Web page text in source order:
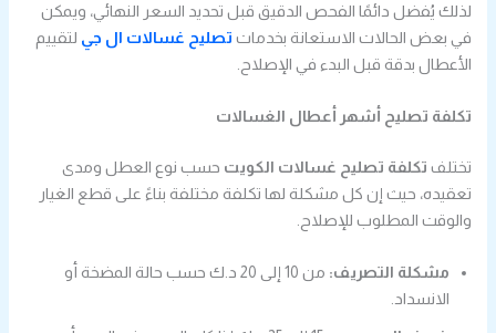
لذلك يُفضل دائمًا الفحص الدقيق قبل تحديد السعر النهائي، ويمكن
في بعض الحالات الاستعانة بخدمات تصليح غسالات ال جي لتقييم
الأعطال بدقة قبل البدء في الإصلاح.
تكلفة تصليح أشهر أعطال الغسالات
تختلف تكلفة تصليح غسالات الكويت حسب نوع العطل ومدى
تعقيده، حيث إن كل مشكلة لها تكلفة مختلفة بناءً على قطع الغيار
والوقت المطلوب للإصلاح.
مشكلة التصريف:
من 10 إلى 20 د.ك حسب حالة المضخة أو
الانسداد.